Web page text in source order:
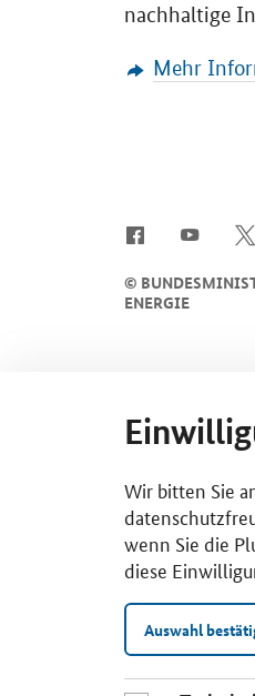
nachhaltige
Mehr
©
ENERGIE
Wir bitten Sie
wenn Sie die
diese
Auswahl